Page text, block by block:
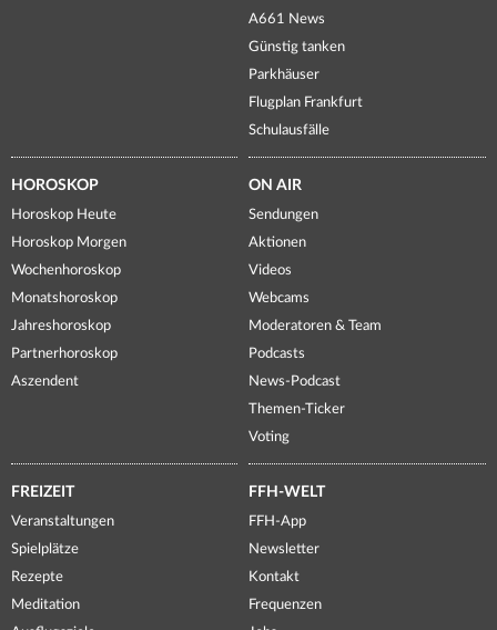
A661 News
Günstig tanken
Parkhäuser
Flugplan Frankfurt
Schulausfälle
HOROSKOP
Horoskop Heute
Horoskop Morgen
Wochenhoroskop
Monatshoroskop
Jahreshoroskop
Partnerhoroskop
Aszendent
ON AIR
Sendungen
Aktionen
Videos
Webcams
Moderatoren & Team
Podcasts
News-Podcast
Themen-Ticker
Voting
FREIZEIT
Veranstaltungen
Spielplätze
Rezepte
Meditation
FFH-WELT
FFH-App
Newsletter
Kontakt
Frequenzen